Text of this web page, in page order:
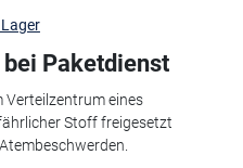
Paketdienst
Verteilzentrum eines
Stoff freigesetzt